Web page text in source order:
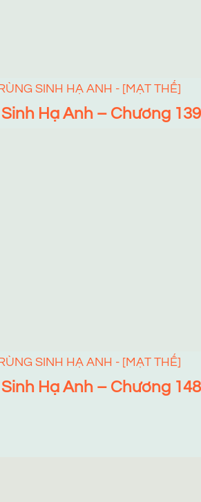
SINH HẠ ANH - [MẠT THẾ]
Hạ Anh – Chương 139
SINH HẠ ANH - [MẠT THẾ]
Hạ Anh – Chương 148